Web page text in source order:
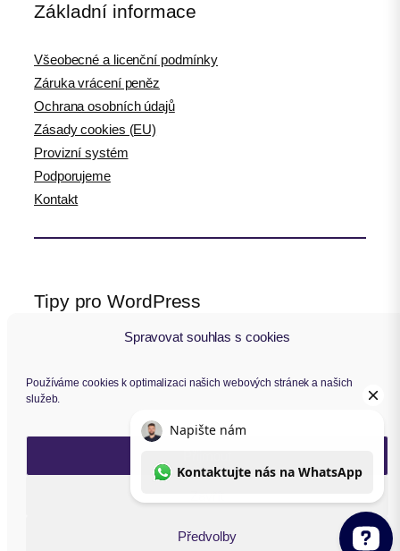
Spravovat souhlas s cookies
Používáme cookies k optimalizaci našich webových stránek a našich
služeb.
Předvolby
Základní informace
Všeobecné a licenční podmínky
Záruka vrácení peněz
Ochrana osobních údajů
Zásady cookies (EU)
Provizní systém
Podporujeme
Kontakt
Tipy pro WordPress
WPlama.cz: WordPress návody
F
Y
I
L